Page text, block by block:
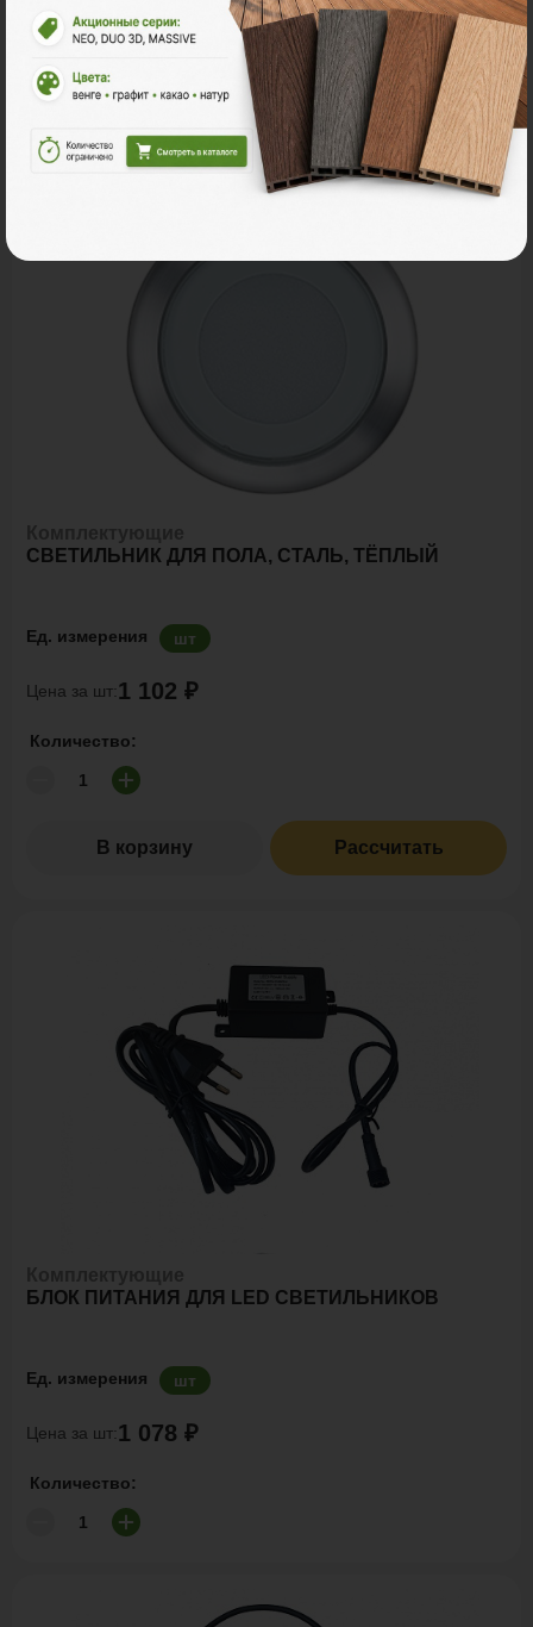
В корзину Рассчитать
СВЕТИЛЬНИК ДЛЯ ПОЛА, СТАЛЬ, ТЁПЛЫЙ
Ед. измерения шт
Цена за шт:1 102 ₽
Количество:
В корзину Рассчитать
БЛОК ПИТАНИЯ ДЛЯ LED СВЕТИЛЬНИКОВ
Ед. измерения шт
Цена за шт:1 078 ₽
Количество: